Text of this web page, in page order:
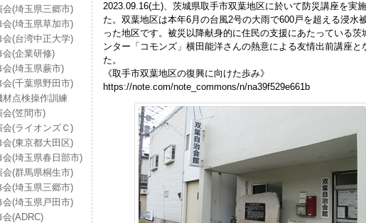
会(埼玉県三郷市)
会(埼玉県草加市)
会(台湾中正大学)
会(企業研修)
会(埼玉県蕨市)
会(千葉県野田市)
材点検操作訓練
会(笠間市)
会(ライオンズＣ)
会(東京都大田区)
会(埼玉県春日部市)
会(群馬県桐生市)
会(埼玉県三郷市)
会(埼玉県戸田市)
会(ADRC)
2023.09.16(土)、茨城県取手市双葉地区に於いて防災講座を実
た。双葉地区は本年6月の台風2号の大雨で600戸を超える浸水
った地区です。被災以降献身的に住民の支援にあたっている茨
ンター「コモンズ」横田能洋さんの熱意による友情出前講座と
た。
《取手市双葉地区の復興に向けた歩み》
https://note.com/note_commons/n/na39f529e661b